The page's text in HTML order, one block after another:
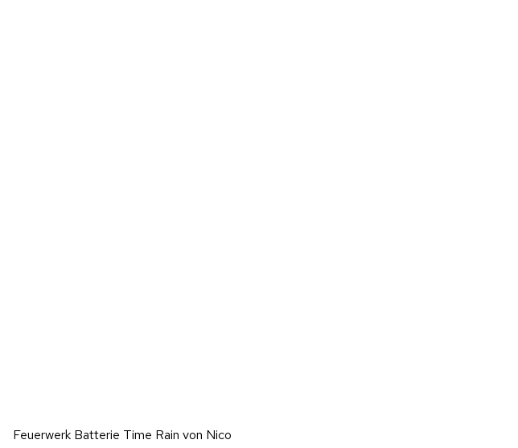
Feuerwerk Batterie Time Rain von Nico